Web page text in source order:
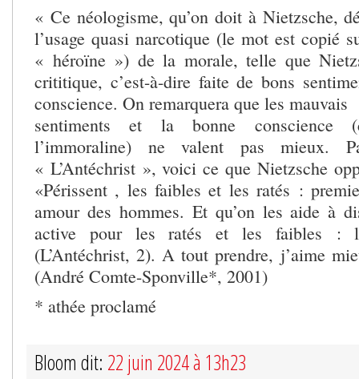
« Ce néologisme, qu’on doit à Nietzsche,
l’usage quasi narcotique (le mot est copié
« héroïne ») de la morale, telle que
crititique, c’est-à-dire faite de bons
conscience. On remarquera que les mauvais
sentiments et la bonne conscience
l’immoraline) ne valent pas mieux.
« L’Antéchrist », voici ce que Nietzsche
«Périssent , les faibles et les ratés :
amour des hommes. Et qu’on les aide à
active pour les ratés et les faibles :
(L’Antéchrist, 2). A tout prendre, j’aime
(André Comte-Sponville*, 2001)
* athée proclamé
Bloom dit: 22 juin 2024 à 13h23